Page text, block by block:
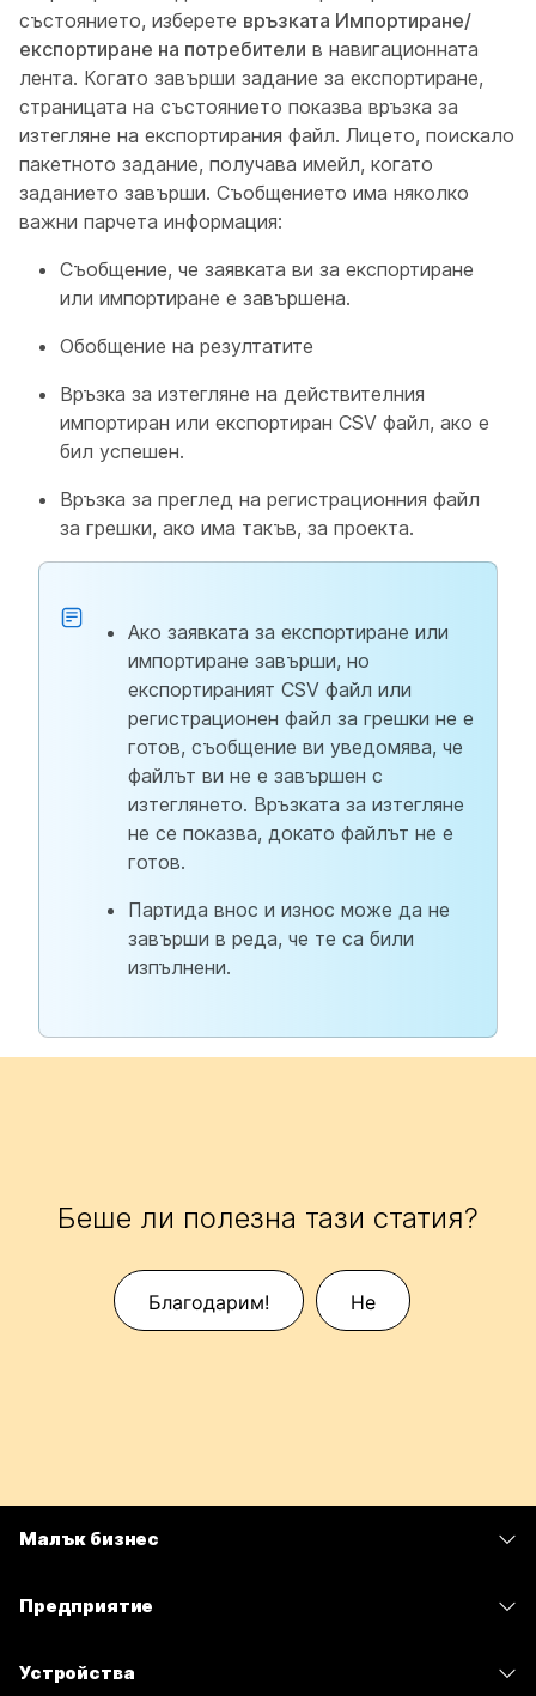
състоянието, изберете връзката Импортиране/
експортиране на потребители в навигационната
лента. Когато завърши задание за експортиране,
страницата на състоянието показва връзка за
изтегляне на експортирания файл. Лицето, поискало
пакетното задание, получава имейл, когато
заданието завърши. Съобщението има няколко
важни парчета информация:
Съобщение, че заявката ви за експортиране
или импортиране е завършена.
Обобщение на резултатите
Връзка за изтегляне на действителния
импортиран или експортиран CSV файл, ако е
бил успешен.
Връзка за преглед на регистрационния файл
за грешки, ако има такъв, за проекта.
Ако заявката за експортиране или
импортиране завърши, но
експортираният CSV файл или
регистрационен файл за грешки не е
готов, съобщение ви уведомява, че
файлът ви не е завършен с
изтеглянето. Връзката за изтегляне
не се показва, докато файлът не е
готов.
Партида внос и износ може да не
завърши в реда, че те са били
изпълнени.
Беше ли полезна тази статия?
Благодарим! Не
Малък бизнес
Предприятие
Устройства